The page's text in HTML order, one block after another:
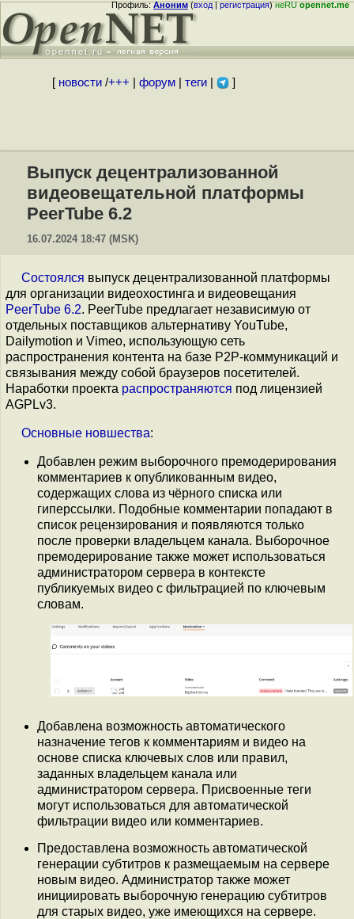
Профиль:Аноним(вход|регистрация)неRUopennet.me
[ новости/+++ форум| теги| ]
Выпуск децентрализованной
видеовещательной платформы
PeerTube 6.2
16.07.2024 18:47 (MSK)
Состоялся выпуск децентрализованной платформы
для организации видеохостинга и видеовещания
PeerTube 6.2. PeerTube предлагает независимую от
отдельных поставщиков альтернативу YouTube,
Dailymotion и Vimeo, использующую сеть
распространения контента на базе P2P-коммуникаций и
связывания между собой браузеров посетителей.
Наработки проекта распространяются под лицензией
AGPLv3.
Основные новшества:
Добавлен режим выборочного премодерирования
комментариев к опубликованным видео,
содержащих слова из чёрного списка или
гиперссылки. Подобные комментарии попадают в
список рецензирования и появляются только
после проверки владельцем канала. Выборочное
премодерирование также может использоваться
администратором сервера в контексте
публикуемых видео с фильтрацией по ключевым
словам.
Добавлена возможность автоматического
назначение тегов к комментариям и видео на
основе списка ключевых слов или правил,
заданных владельцем канала или
администратором сервера. Присвоенные теги
могут использоваться для автоматической
фильтрации видео или комментариев.
Предоставлена возможность автоматической
генерации субтитров к размещаемым на сервере
новым видео. Администратор также может
инициировать выборочную генерацию субтитров
для старых видео, уже имеющихся на сервере.